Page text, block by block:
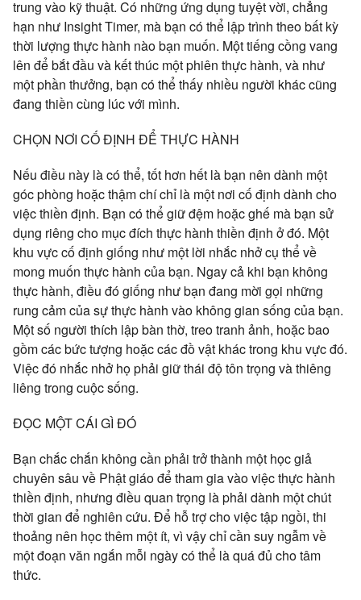
trung vào kỹ thuật. Có những ứng dụng tuyệt vời, chẳng
hạn như Insight Timer, mà bạn có thể lập trình theo bất kỳ
thời lượng thực hành nào bạn muốn. Một tiếng cồng vang
lên để bắt đầu và kết thúc một phiên thực hành, và như
một phần thưởng, bạn có thể thấy nhiều người khác cũng
đang thiền cùng lúc với mình.
CHỌN NƠI CỐ ĐỊNH ĐỂ THỰC HÀNH
Nếu điều này là có thể, tốt hơn hết là bạn nên dành một
góc phòng hoặc thậm chí chỉ là một nơi cố định dành cho
việc thiền định. Bạn có thể giữ đệm hoặc ghế mà bạn sử
dụng riêng cho mục đích thực hành thiền định ở đó. Một
khu vực cố định giống như một lời nhắc nhở cụ thể về
mong muốn thực hành của bạn. Ngay cả khi bạn không
thực hành, điều đó giống như bạn đang mời gọi những
rung cảm của sự thực hành vào không gian sống của bạn.
Một số người thích lập bàn thờ, treo tranh ảnh, hoặc bao
gồm các bức tượng hoặc các đồ vật khác trong khu vực đó.
Việc đó nhắc nhở họ phải giữ thái độ tôn trọng và thiêng
liêng trong cuộc sống.
ĐỌC MỘT CÁI GÌ ĐÓ
Bạn chắc chắn không cần phải trở thành một học giả
chuyên sâu về Phật giáo để tham gia vào việc thực hành
thiền định, nhưng điều quan trọng là phải dành một chút
thời gian để nghiên cứu. Để hỗ trợ cho việc tập ngồi, thi
thoảng nên học thêm một ít, vì vậy chỉ cần suy ngẫm về
một đoạn văn ngắn mỗi ngày có thể là quá đủ cho tâm
thức.